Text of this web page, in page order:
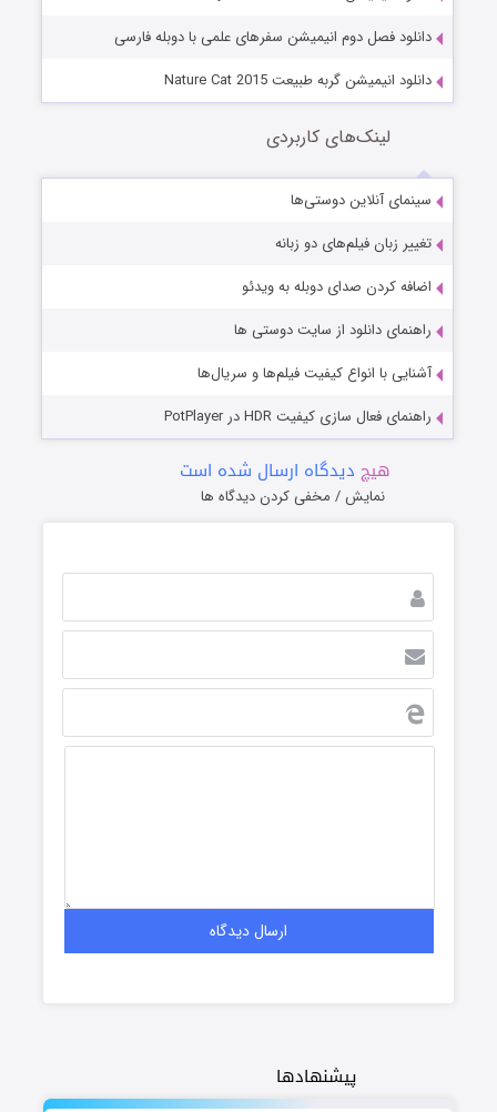
پیشنهادها
دانلود فصل دوم انیمیشن سفرهای علمی با دوبله فارسی
دانلود انیمیشن گربه طبیعت Nature Cat 2015
لینک‌های کاربردی
سینمای آنلاین دوستی‌ها
تغییر زبان فیلم‌های دو زبانه
اضافه کردن صدای دوبله به ویدئو
راهنمای دانلود از سایت دوستی ها
آشنایی با انواع کیفیت فیلم‌ها و سریال‌ها
راهنمای فعال سازی کیفیت HDR در PotPlayer
هیچ دیدگاه ارسال شده است
نمایش / مخفی کردن دیدگاه ها